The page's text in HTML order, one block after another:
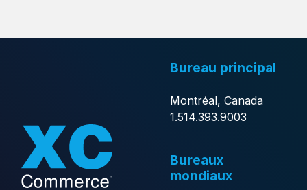
Bureau principal
Montréal, Canada
1.514.393.9003
Bureaux
mondiaux